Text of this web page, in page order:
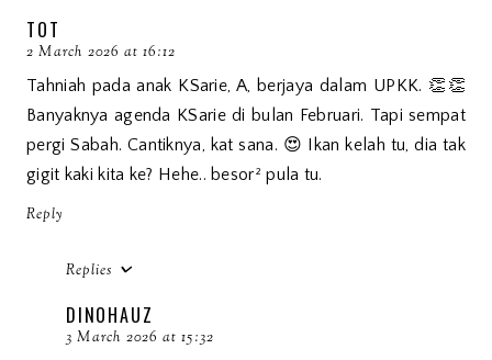
TOT
2 March 2026 at 16:12
Tahniah pada anak KSarie, A, berjaya dalam UPKK. 👏👏
Banyaknya agenda KSarie di bulan Februari. Tapi sempat
pergi Sabah. Cantiknya, kat sana. 😍 Ikan kelah tu, dia tak
gigit kaki kita ke? Hehe.. besor² pula tu.
Reply
Replies
DINOHAUZ
3 March 2026 at 15:32